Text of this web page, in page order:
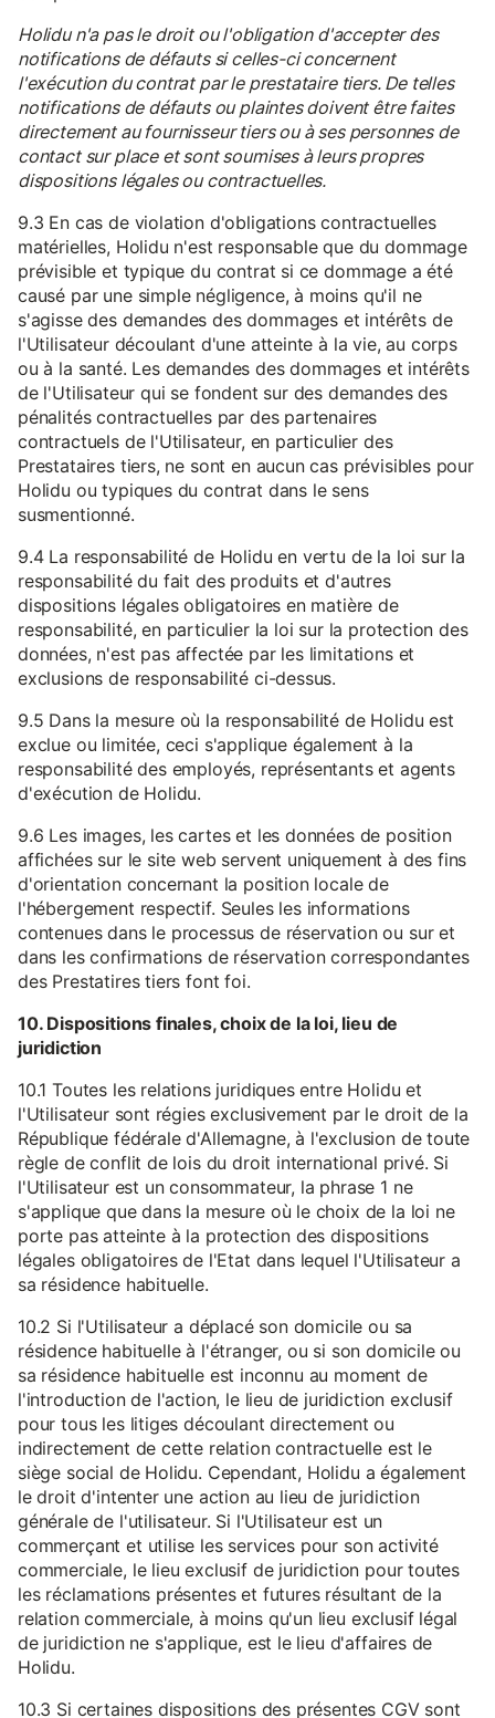
Holidu n'a pas le droit ou l'obligation d'accepter des
notifications de défauts si celles-ci concernent
l'exécution du contrat par le prestataire tiers. De telles
notifications de défauts ou plaintes doivent être faites
directement au fournisseur tiers ou à ses personnes de
contact sur place et sont soumises à leurs propres
dispositions légales ou contractuelles.
9.3 En cas de violation d'obligations contractuelles
matérielles, Holidu n'est responsable que du dommage
prévisible et typique du contrat si ce dommage a été
causé par une simple négligence, à moins qu'il ne
s'agisse des demandes des dommages et intérêts de
l'Utilisateur découlant d'une atteinte à la vie, au corps
ou à la santé. Les demandes des dommages et intérêts
de l'Utilisateur qui se fondent sur des demandes des
pénalités contractuelles par des partenaires
contractuels de l'Utilisateur, en particulier des
Prestataires tiers, ne sont en aucun cas prévisibles pour
Holidu ou typiques du contrat dans le sens
susmentionné.
9.4 La responsabilité de Holidu en vertu de la loi sur la
responsabilité du fait des produits et d'autres
dispositions légales obligatoires en matière de
responsabilité, en particulier la loi sur la protection des
données, n'est pas affectée par les limitations et
exclusions de responsabilité ci-dessus.
9.5 Dans la mesure où la responsabilité de Holidu est
exclue ou limitée, ceci s'applique également à la
responsabilité des employés, représentants et agents
d'exécution de Holidu.
9.6 Les images, les cartes et les données de position
affichées sur le site web servent uniquement à des fins
d'orientation concernant la position locale de
l'hébergement respectif. Seules les informations
contenues dans le processus de réservation ou sur et
dans les confirmations de réservation correspondantes
des Prestatires tiers font foi.
10. Dispositions finales, choix de la loi, lieu de
juridiction
10.1 Toutes les relations juridiques entre Holidu et
l'Utilisateur sont régies exclusivement par le droit de la
République fédérale d'Allemagne, à l'exclusion de toute
règle de conflit de lois du droit international privé. Si
l'Utilisateur est un consommateur, la phrase 1 ne
s'applique que dans la mesure où le choix de la loi ne
porte pas atteinte à la protection des dispositions
légales obligatoires de l'Etat dans lequel l'Utilisateur a
sa résidence habituelle.
10.2 Si l'Utilisateur a déplacé son domicile ou sa
résidence habituelle à l'étranger, ou si son domicile ou
sa résidence habituelle est inconnu au moment de
l'introduction de l'action, le lieu de juridiction exclusif
pour tous les litiges découlant directement ou
indirectement de cette relation contractuelle est le
siège social de Holidu. Cependant, Holidu a également
le droit d'intenter une action au lieu de juridiction
générale de l'utilisateur. Si l'Utilisateur est un
commerçant et utilise les services pour son activité
commerciale, le lieu exclusif de juridiction pour toutes
les réclamations présentes et futures résultant de la
relation commerciale, à moins qu'un lieu exclusif légal
de juridiction ne s'applique, est le lieu d'affaires de
Holidu.
10.3 Si certaines dispositions des présentes CGV sont